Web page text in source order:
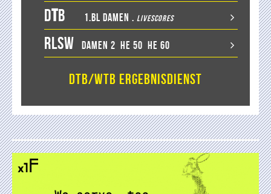
DTB 1.BL Damen . LiveScores
RLSW Damen 2 He 50 He 60
DTB/WTB Ergebnisdienst